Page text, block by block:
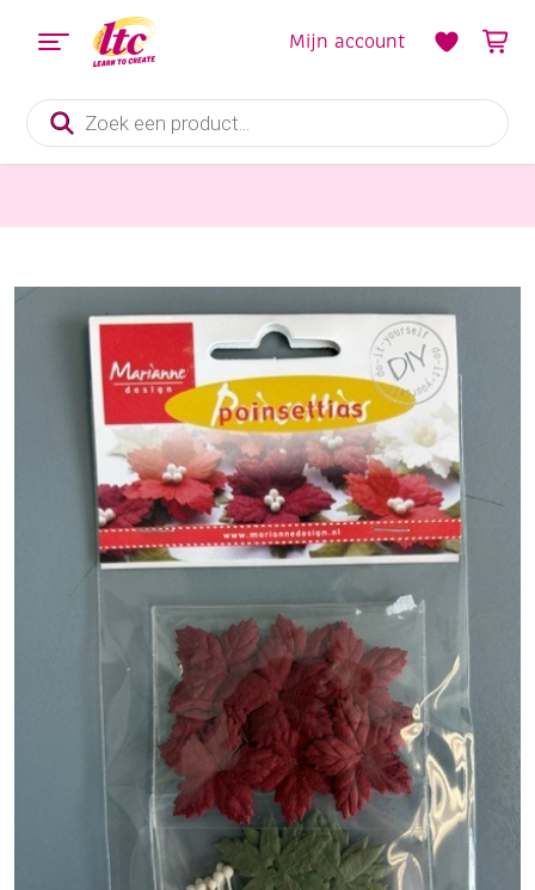
Producten
zoeken
Mijn account